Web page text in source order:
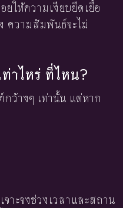
ให้ความเงียบยืดเยื้อ
ความสัมพันธ์จะไม่
าไหร่ ที่ไหน?
ว้างๆ เท่านั้น แต่หาก
าะจงช่วงเวลาและสถาน